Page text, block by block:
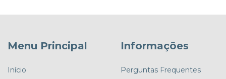
Menu Principal
Início
Informações
Perguntas Frequentes